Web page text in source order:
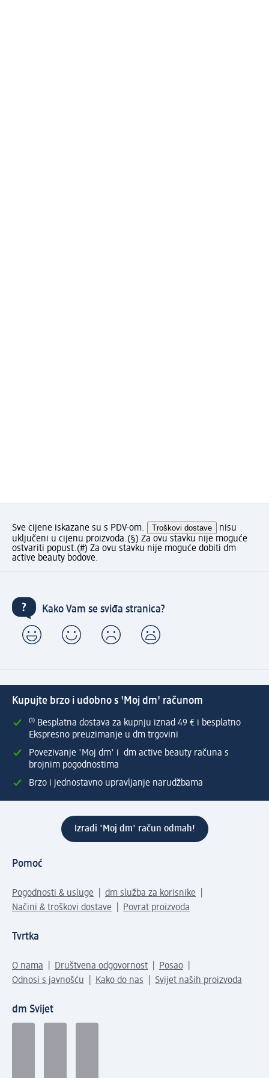
Sve cijene iskazane su s PDV-om. Troškovi dostave
nisu
uključeni u cijenu proizvoda.(§) Za ovu stavku nije moguće
ostvariti popust.(#) Za ovu stavku nije moguće dobiti dm
active beauty bodove.
Kako Vam se sviđa stranica?
Kupujte brzo i udobno s 'Moj dm' računom
⁽¹⁾ Besplatna dostava za kupnju iznad 49 € i besplatno
Ekspresno preuzimanje u dm trgovini
Povezivanje 'Moj dm' i dm active beauty računa s
brojnim pogodnostima
Brzo i jednostavno upravljanje narudžbama
Izradi 'Moj dm' račun odmah!
Pomoć
Pogodnosti & usluge
dm služba za korisnike
Načini & troškovi dostave
Povrat proizvoda
Tvrtka
O nama Društvena odgovornost
Posao
Odnosi s javnošću
Kako do nas Svijet naših proizvoda
dm Svijet